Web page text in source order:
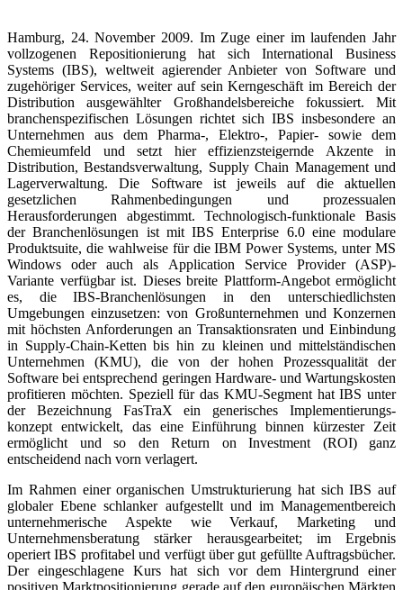
Hamburg, 24. November 2009. Im Zuge einer im laufenden Jahr
vollzogenen Repositionierung hat sich International Business
Systems (IBS), weltweit agierender Anbieter von Software und
zugehöriger Services, weiter auf sein Kerngeschäft im Bereich der
Distribution ausgewählter Großhandelsbereiche fokussiert. Mit
branchenspezifischen Lösungen richtet sich IBS insbesondere an
Unternehmen aus dem Pharma-, Elektro-, Papier- sowie dem
Chemieumfeld und setzt hier effizienzsteigernde Akzente in
Distribution, Bestandsverwaltung, Supply Chain Management und
Lager­verwaltung. Die Software ist jeweils auf die aktuellen
gesetzlichen Rahmenbedingungen und prozessualen
Herausforderungen abgestimmt. Technologisch-funktionale Basis
der Branchenlösungen ist mit IBS Enterprise 6.0 eine modulare
Produktsuite, die wahlweise für die IBM Power Systems, unter MS
Windows oder auch als Application Service Provider (ASP)-
Variante verfügbar ist. Dieses breite Plattform-Angebot ermöglicht
es, die IBS-Branchenlösungen in den unterschiedlichsten
Umgebungen einzusetzen: von Großunternehmen und Konzernen
mit höchsten Anforderungen an Transaktionsraten und Einbindung
in Supply-Chain-Ketten bis hin zu kleinen und mittelständischen
Unternehmen (KMU), die von der hohen Prozessqualität der
Software bei entsprechend geringen Hardware- und Wartungskosten
profitieren möchten. Speziell für das KMU-Segment hat IBS unter
der Bezeichnung FasTraX ein generisches Implementierungs­
konzept entwickelt, das eine Einführung binnen kürzester Zeit
ermöglicht und so den Return on Investment (ROI) ganz
entscheidend nach vorn verlagert.
Im Rahmen einer organischen Umstrukturierung hat sich IBS auf
globaler Ebene schlanker aufgestellt und im Managementbereich
unternehmerische Aspekte wie Verkauf, Marketing und
Unternehmensberatung stärker herausgearbeitet; im Ergebnis
operiert IBS profitabel und verfügt über gut gefüllte Auftragsbücher.
Der eingeschlagene Kurs hat sich vor dem Hintergrund einer
positiven Marktpositionierung gerade auf den europäischen Märkten